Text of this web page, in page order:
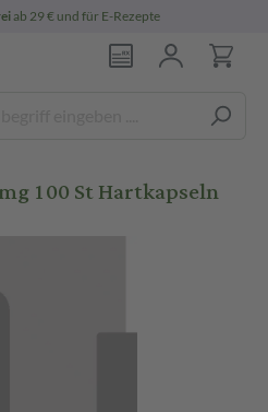
ab 29 € und für E-Rezepte
100 St Hartkapseln